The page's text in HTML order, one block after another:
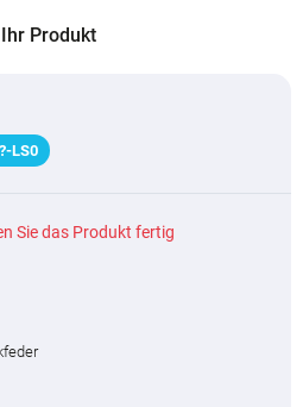
Produkt
?-LS0
Sie das Produkt fertig